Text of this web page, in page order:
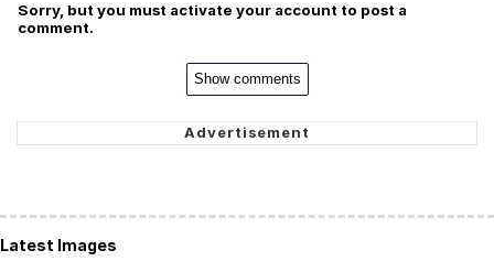
Sorry, but you must activate your account to post a
comment.
Show comments
Latest Images